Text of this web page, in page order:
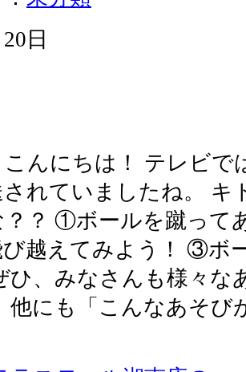
日
んにちは！ テレビで
されていましたね。
？？ ①ボールを蹴って
越えてみよう！ ③ボ
ひ、みなさんも様々な
他にも「こんなあそ